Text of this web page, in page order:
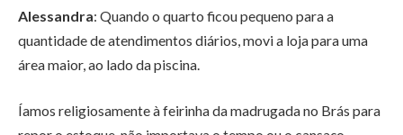
Alessandra: Quando o quarto ficou pequeno para a
quantidade de atendimentos diários, movi a loja para uma
área maior, ao lado da piscina.
Íamos religiosamente à feirinha da madrugada no Brás para